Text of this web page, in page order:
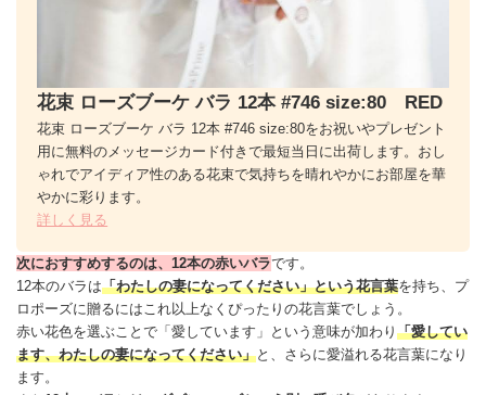
花束 ローズブーケ バラ 12本 #746 size:80 RED
花束 ローズブーケ バラ 12本 #746 size:80をお祝いやプレゼント
用に無料のメッセージカード付きで最短当日に出荷します。おし
ゃれでアイディア性のある花束で気持ちを晴れやかにお部屋を華
やかに彩ります。
詳しく見る
次におすすめするのは、12本の赤いバラです。
12本のバラ は「わたしの妻になってください」という花言葉を持ち、プ
ロポーズに贈るにはこれ以上なくぴったりの花言葉でしょう。
赤い花色を選ぶことで「愛しています」という意味が加わり 「愛してい
ます、わたしの妻になってください」と、さらに愛溢れる花言葉になり
ます。